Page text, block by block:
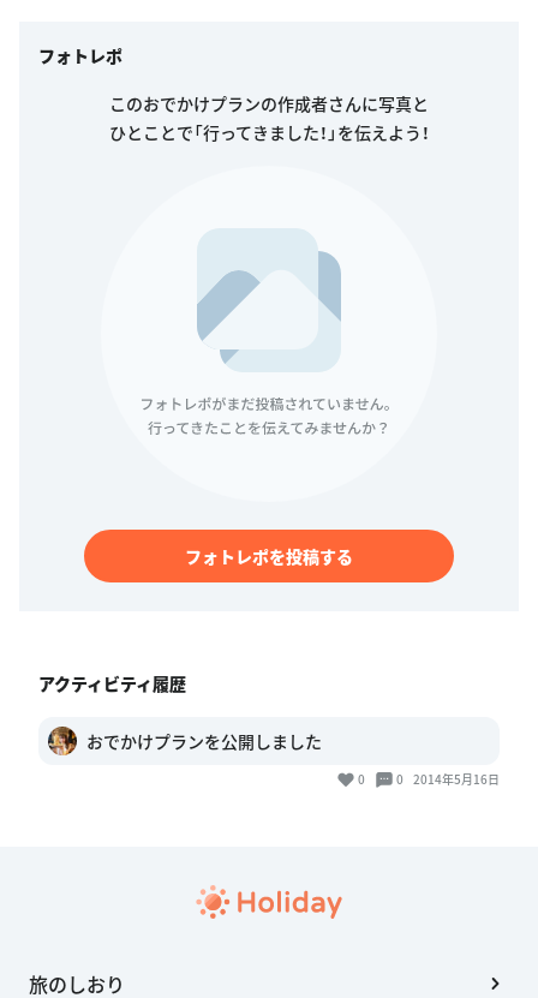
フォトレポ
このおでかけプランの作成者さんに写真と
ひとことで「行ってきました！」を伝えよう！
フォトレポを投稿する
アクティビティ履歴
おでかけプランを公開しました
0 0 2014年5月16日
旅のしおり